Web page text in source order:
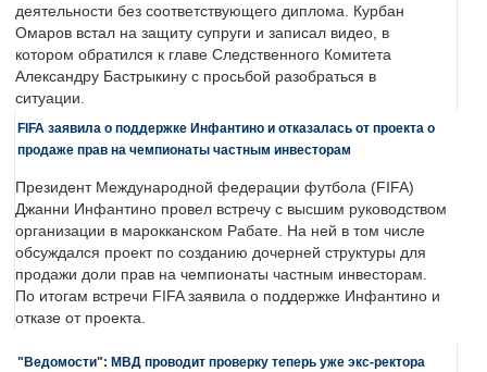
деятельности без соответствующего диплома. Курбан
Омаров встал на защиту супруги и записал видео, в
котором обратился к главе Следственного Комитета
Александру Бастрыкину с просьбой разобраться в
ситуации.
FIFA заявила о поддержке Инфантино и отказалась от проекта о
продаже прав на чемпионаты частным инвесторам
Президент Международной федерации футбола (FIFA)
Джанни Инфантино провел встречу с высшим руководством
организации в марокканском Рабате. На ней в том числе
обсуждался проект по созданию дочерней структуры для
продажи доли прав на чемпионаты частным инвесторам.
По итогам встречи FIFA заявила о поддержке Инфантино и
отказе от проекта.
"Ведомости": МВД проводит проверку теперь уже экс-ректора